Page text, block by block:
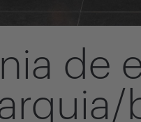
de